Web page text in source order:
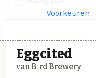
Eggcited
van Bird Brewery
Voorkeuren